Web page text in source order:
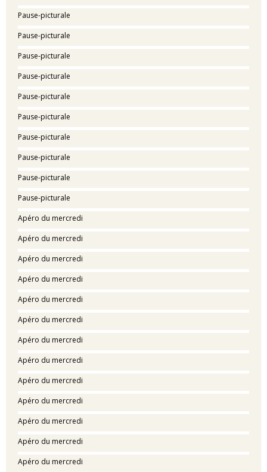
Pause-picturale
Pause-picturale
Pause-picturale
Pause-picturale
Pause-picturale
Pause-picturale
Pause-picturale
Pause-picturale
Pause-picturale
Pause-picturale
Apéro du mercredi
Apéro du mercredi
Apéro du mercredi
Apéro du mercredi
Apéro du mercredi
Apéro du mercredi
Apéro du mercredi
Apéro du mercredi
Apéro du mercredi
Apéro du mercredi
Apéro du mercredi
Apéro du mercredi
Apéro du mercredi